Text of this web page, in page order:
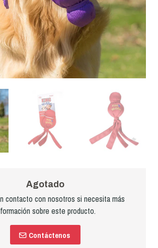
Agotado
contacto con nosotros si necesita más
sobre este producto.
Contáctenos